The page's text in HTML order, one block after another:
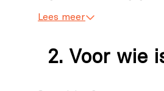
Cloudtechnologie wordt
Lees meer
Voor wie